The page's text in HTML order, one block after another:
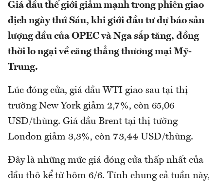
Giá dầu thế giới giảm mạnh trong phiên giao
dịch ngày thứ Sáu, khi giới đầu tư dự báo sản
lượng dầu của OPEC và Nga sắp tăng, đồng
thời lo ngại về căng thẳng thương mại Mỹ-
Trung.
Lúc đóng cửa, giá dầu WTI giao sau tại thị
trường New York giảm 2,7%, còn 65,06
USD/thùng. Giá dầu Brent tại thị tường
London giảm 3,3%, còn 73,44 USD/thùng.
Đây là những mức giá đóng cửa thấp nhất của
dầu thô kể từ hôm 6/6. Tính chung cả tuần này,